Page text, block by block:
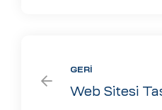
GERI
Web Sitesi